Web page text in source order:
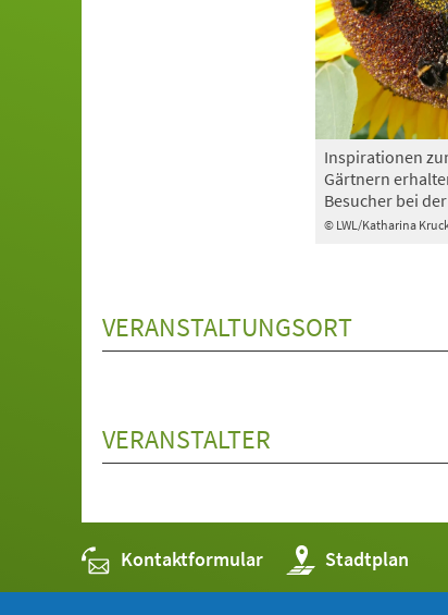
© LWL/Katharina
Inspirationen
Gärtnern
Besucher bei
VERANSTALTUNGSORT
VERANSTALTER
Kontaktformular Stadtplan
(Öffnet
in
einem